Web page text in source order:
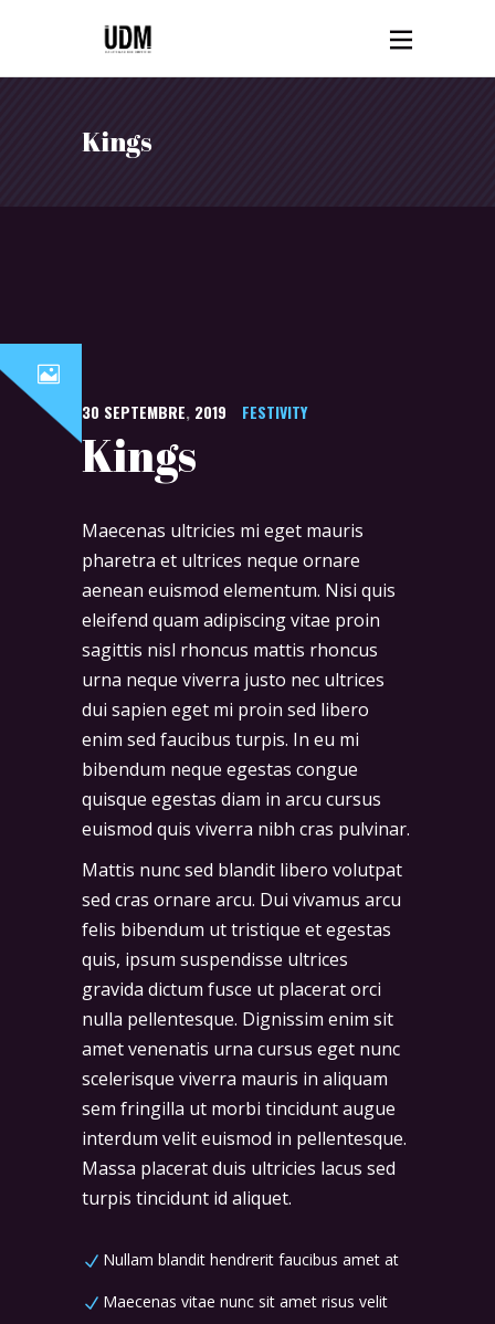
Kings
30 SEPTEMBRE, 2019 FESTIVITY
Kings
Maecenas ultricies mi eget mauris
pharetra et ultrices neque ornare
aenean euismod elementum. Nisi quis
eleifend quam adipiscing vitae proin
sagittis nisl rhoncus mattis rhoncus
urna neque viverra justo nec ultrices
dui sapien eget mi proin sed libero
enim sed faucibus turpis. In eu mi
bibendum neque egestas congue
quisque egestas diam in arcu cursus
euismod quis viverra nibh cras pulvinar.
Mattis nunc sed blandit libero volutpat
sed cras ornare arcu. Dui vivamus arcu
felis bibendum ut tristique et egestas
quis, ipsum suspendisse ultrices
gravida dictum fusce ut placerat orci
nulla pellentesque. Dignissim enim sit
amet venenatis urna cursus eget nunc
scelerisque viverra mauris in aliquam
sem fringilla ut morbi tincidunt augue
interdum velit euismod in pellentesque.
Massa placerat duis ultricies lacus sed
turpis tincidunt id aliquet.
Nullam blandit hendrerit faucibus amet at
Maecenas vitae nunc sit amet risus velit